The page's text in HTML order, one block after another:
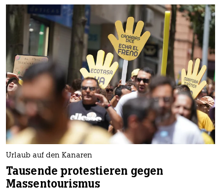
Urlaub auf den Kanaren
Tausende protestieren gegen
Massentourismus